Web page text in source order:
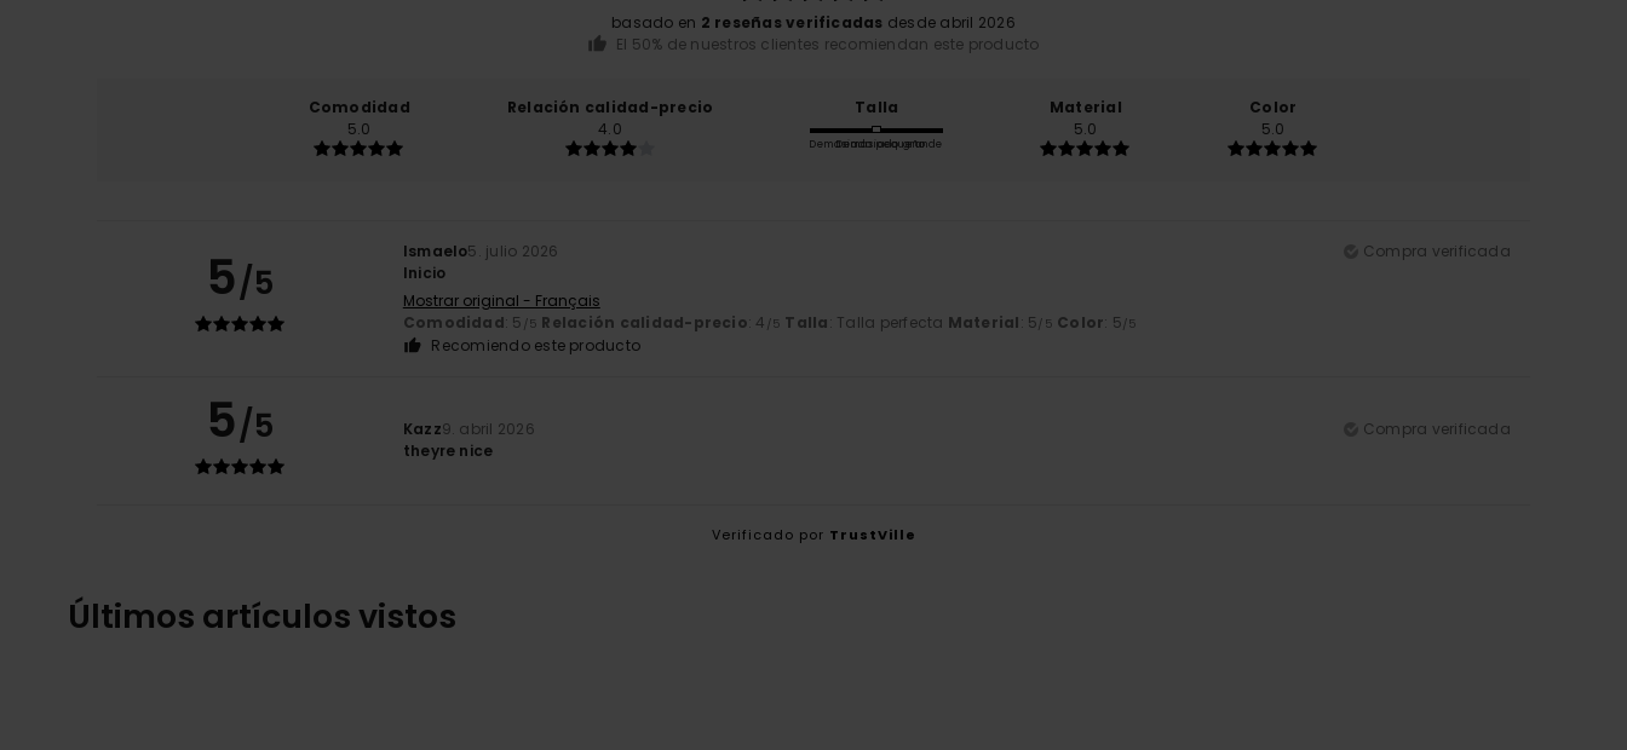
basado en 2 reseñas verificadas desde abril 2026
El 50% de nuestros clientes recomiendan este producto
Comodidad
5.0
Relación calidad-precio
4.0
Talla
Demasiado pequeño
Demasiado grande
Material
5.0
Color
5.0
5/5
Ismaelo5. julio 2026
Compra verificada
Inicio
Mostrar original - Français
Comodidad: 5 /5 Relación calidad-precio: 4 /5 Talla: Talla perfecta Material: 5/5 Color: 5/5
Recomiendo este producto
5/5 Kazz9. abril 2026
Compra verificada
theyre nice
Verificado por TrustVille
Últimos artículos vistos